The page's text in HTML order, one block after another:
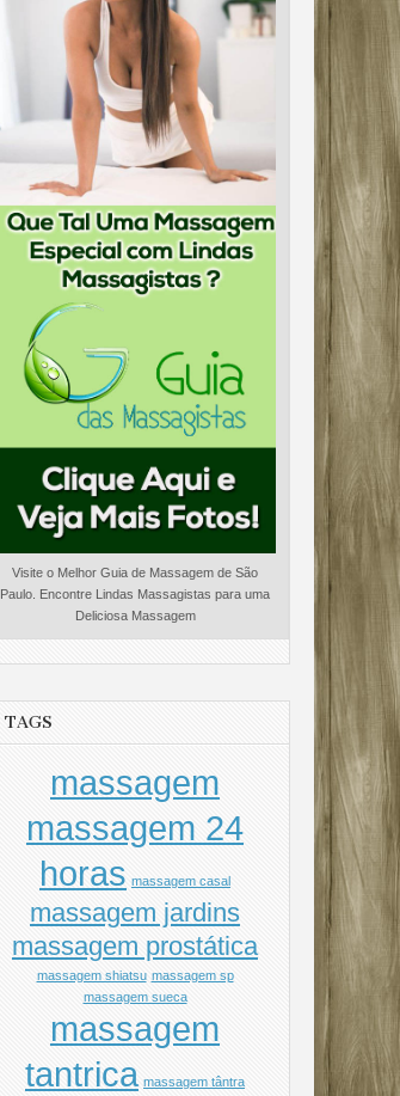
Visite o Melhor Guia de Massagem de São
Paulo. Encontre Lindas Massagistas para uma
Deliciosa Massagem
TAGS
massagem
massagem 24
horas massagem casal
massagem jardins
massagem prostática
massagem shiatsu massagem sp
massagem sueca
massagem
tantrica massagem tântra